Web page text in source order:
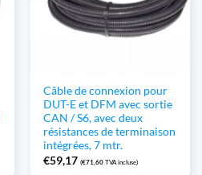
Câble de connexion pour
DUT-E et DFM avec sortie
CAN / S6, avec deux
résistances de terminaison
intégrées, 7 mtr.
€59,17 (€71,60 TVA incluse)